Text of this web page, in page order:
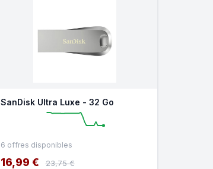
SanDisk Ultra Luxe - 32 Go
6 offres disponibles
16,99 € 23,75 €